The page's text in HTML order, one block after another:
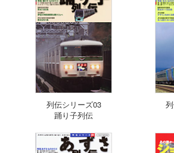
列伝シリーズ03
踊り子列伝